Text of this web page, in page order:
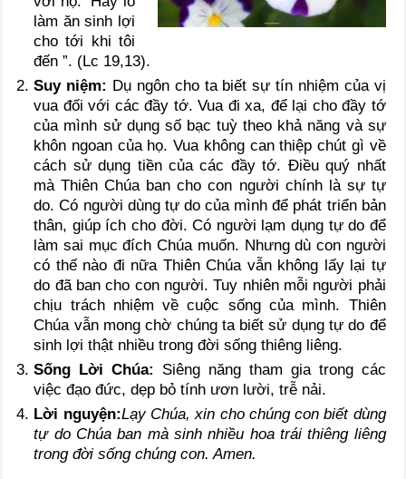
làm ăn sinh lợi
cho tới khi tôi
đến ”. (Lc 19,13).
Suy niệm: Dụ ngôn cho ta biết sự tín nhiệm của vị
vua đối với các đầy tớ. Vua đi xa, để lại cho đầy tớ
của mình sử dụng số bạc tuỳ theo khả năng và sự
khôn ngoan của họ. Vua không can thiệp chút gì về
cách sử dụng tiền của các đầy tớ. Điều quý nhất
mà Thiên Chúa ban cho con người chính là sự tự
do. Có người dùng tự do của mình để phát triển bản
thân, giúp ích cho đời. Có người lạm dụng tự do để
làm sai mục đích Chúa muốn. Nhưng dù con người
có thế nào đi nữa Thiên Chúa vẫn không lấy lại tự
do đã ban cho con người. Tuy nhiên mỗi người phải
chịu trách nhiệm về cuộc sống của mình. Thiên
Chúa vẫn mong chờ chúng ta biết sử dụng tự do để
sinh lợi thật nhiều trong đời sống thiêng liêng.
Sống Lời Chúa:
Siêng năng tham gia trong các
việc đạo đức, dẹp bỏ tính ươn lười, trễ nải.
Lời nguyện:Lạy Chúa, xin cho chúng con biết dùng
tự do Chúa ban mà sinh nhiều hoa trái thiêng liêng
trong đời sống chúng con. Amen.